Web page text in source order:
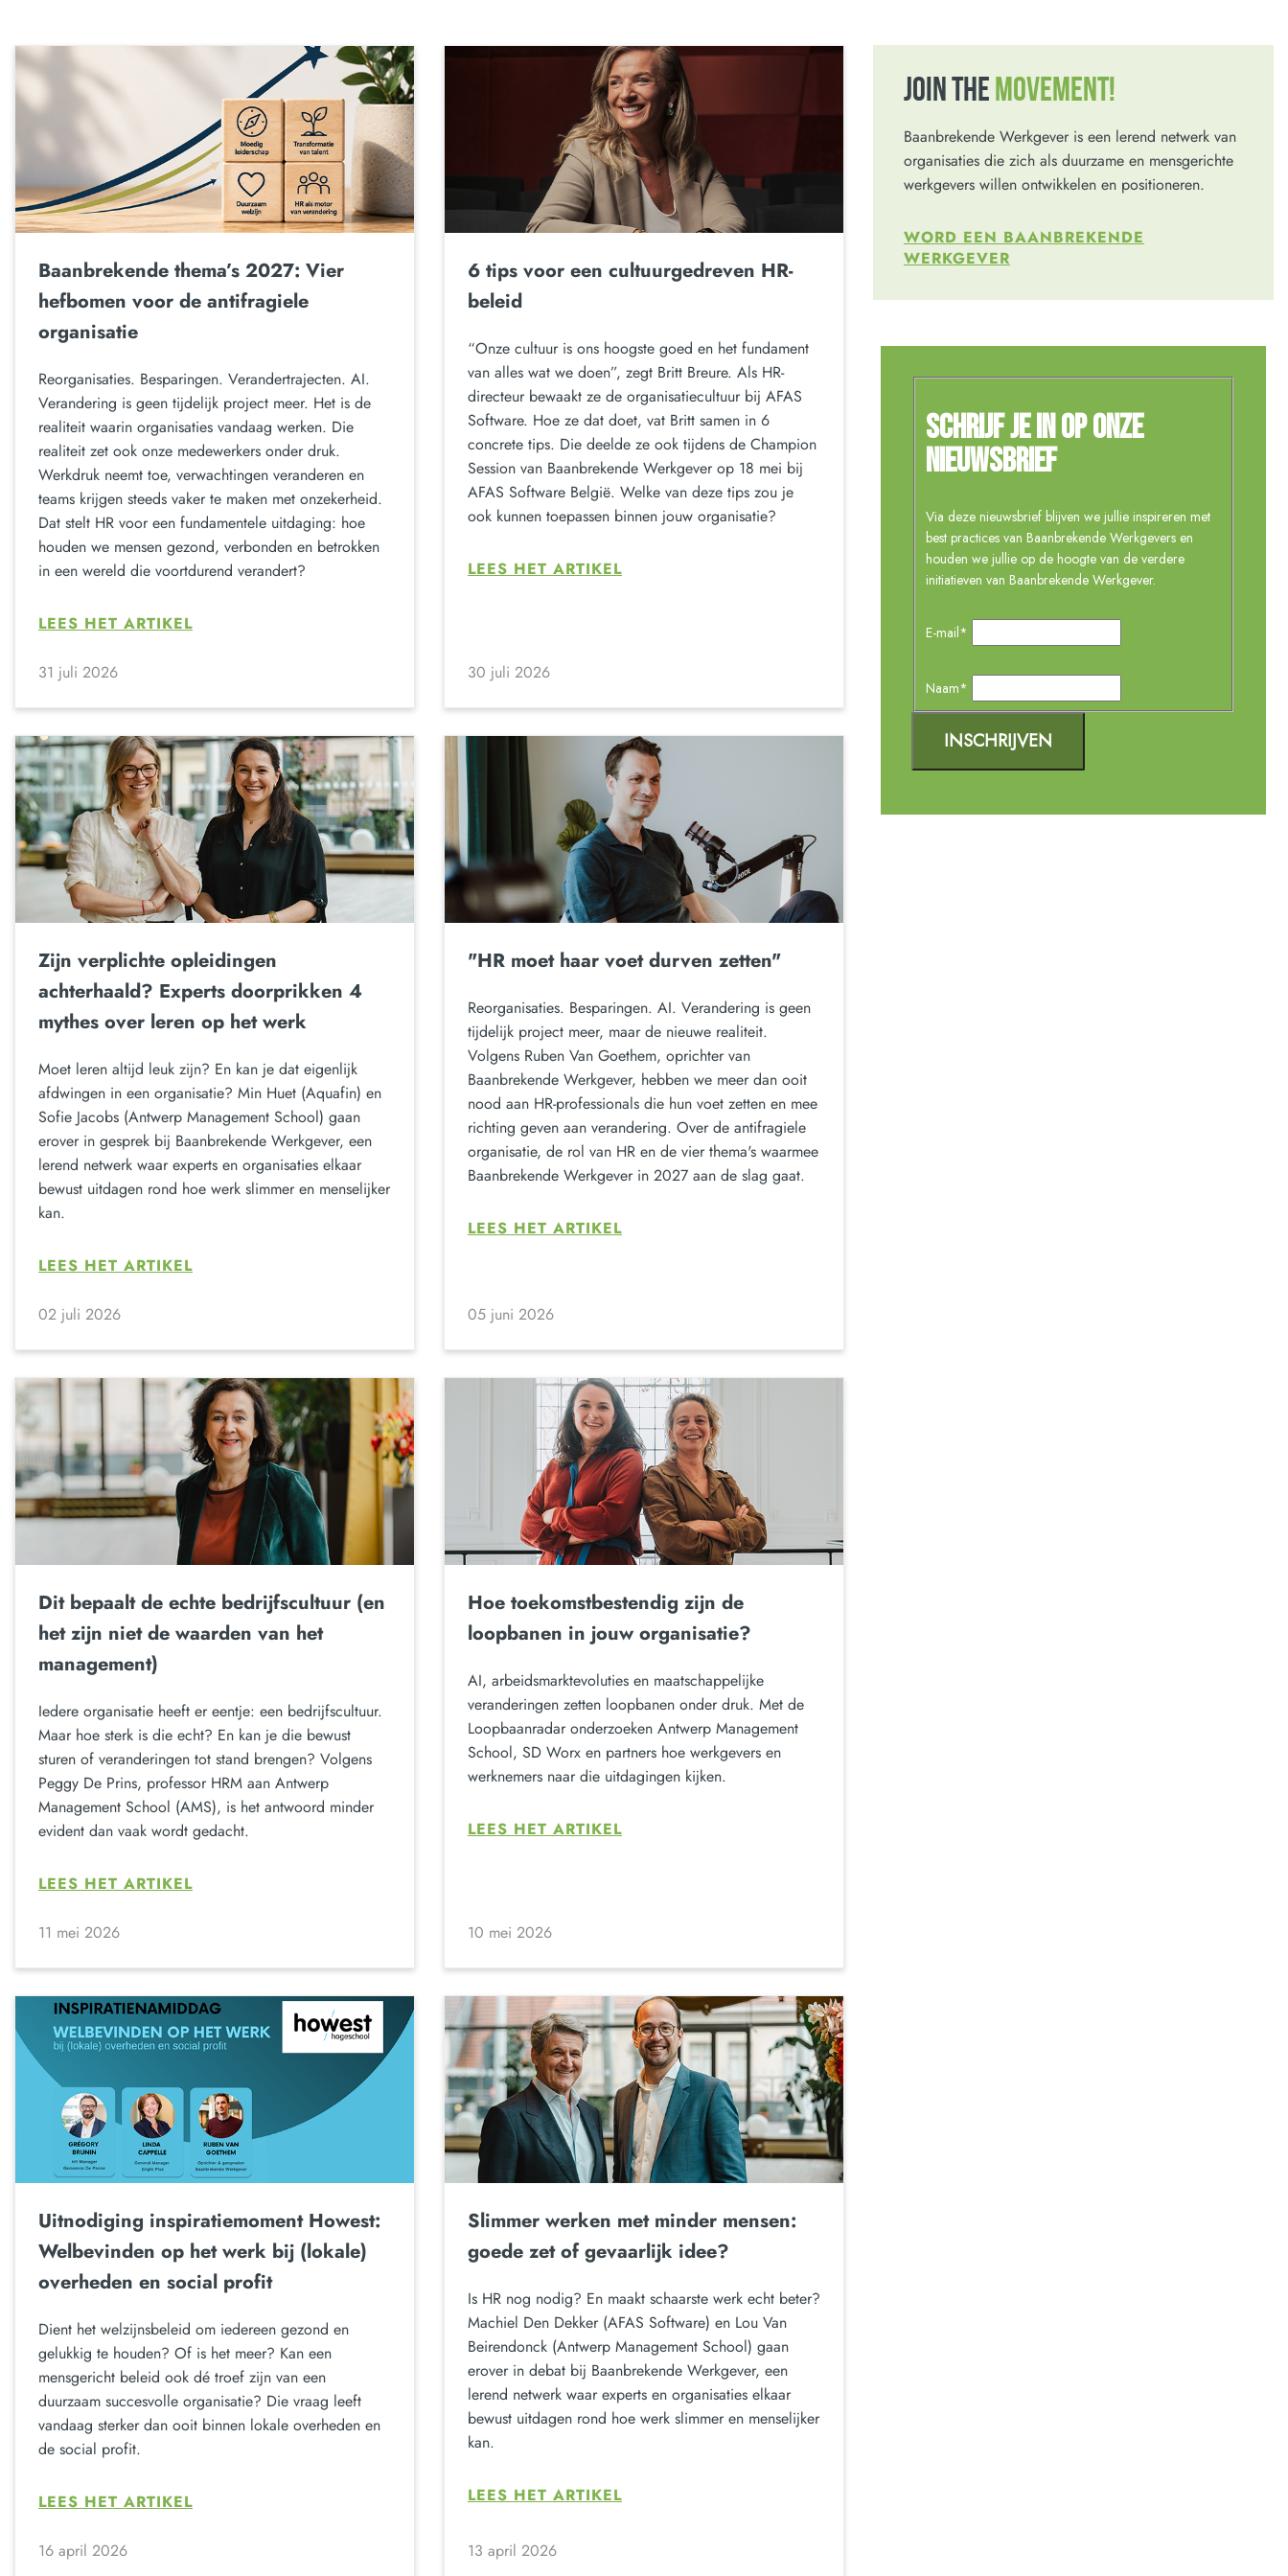
Baanbrekende thema’s 2027: Vier
hefbomen voor de antifragiele
organisatie
Reorganisaties. Besparingen. Verandertrajecten. AI.
Verandering is geen tijdelijk project meer. Het is de
realiteit waarin organisaties vandaag werken. Die
realiteit zet ook onze medewerkers onder druk.
Werkdruk neemt toe, verwachtingen veranderen en
teams krijgen steeds vaker te maken met onzekerheid.
Dat stelt HR voor een fundamentele uitdaging: hoe
houden we mensen gezond, verbonden en betrokken
in een wereld die voortdurend verandert?
LEES HET ARTIKEL
31 juli 2026
6 tips voor een cultuurgedreven HR-
beleid
“Onze cultuur is ons hoogste goed en het fundament
van alles wat we doen”, zegt Britt Breure. Als HR-
directeur bewaakt ze de organisatiecultuur bij AFAS
Software. Hoe ze dat doet, vat Britt samen in 6
concrete tips. Die deelde ze ook tijdens de Champion
Session van Baanbrekende Werkgever op 18 mei bij
AFAS Software België. Welke van deze tips zou je
ook kunnen toepassen binnen jouw organisatie?
LEES HET ARTIKEL
30 juli 2026
Zijn verplichte opleidingen
achterhaald? Experts doorprikken 4
mythes over leren op het werk
Moet leren altijd leuk zijn? En kan je dat eigenlijk
afdwingen in een organisatie? Min Huet (Aquafin) en
Sofie Jacobs (Antwerp Management School) gaan
erover in gesprek bij Baanbrekende Werkgever, een
lerend netwerk waar experts en organisaties elkaar
bewust uitdagen rond hoe werk slimmer en menselijker
kan.
LEES HET ARTIKEL
02 juli 2026
"HR moet haar voet durven zetten"
Reorganisaties. Besparingen. AI. Verandering is geen
tijdelijk project meer, maar de nieuwe realiteit.
Volgens Ruben Van Goethem, oprichter van
Baanbrekende Werkgever, hebben we meer dan ooit
nood aan HR-professionals die hun voet zetten en mee
richting geven aan verandering. Over de antifragiele
organisatie, de rol van HR en de vier thema's waarmee
Baanbrekende Werkgever in 2027 aan de slag gaat.
LEES HET ARTIKEL
05 juni 2026
Dit bepaalt de echte bedrijfscultuur (en
het zijn niet de waarden van het
management)
Iedere organisatie heeft er eentje: een bedrijfscultuur.
Maar hoe sterk is die echt? En kan je die bewust
sturen of veranderingen tot stand brengen? Volgens
Peggy De Prins, professor HRM aan Antwerp
Management School (AMS), is het antwoord minder
evident dan vaak wordt gedacht.
LEES HET ARTIKEL
11 mei 2026
Hoe toekomstbestendig zijn de
loopbanen in jouw organisatie?
AI, arbeidsmarktevoluties en maatschappelijke
veranderingen zetten loopbanen onder druk. Met de
Loopbaanradar onderzoeken Antwerp Management
School, SD Worx en partners hoe werkgevers en
werknemers naar die uitdagingen kijken.
LEES HET ARTIKEL
10 mei 2026
Uitnodiging inspiratiemoment Howest:
Welbevinden op het werk bij (lokale)
overheden en social profit
Dient het welzijnsbeleid om iedereen gezond en
gelukkig te houden? Of is het meer? Kan een
mensgericht beleid ook dé troef zijn van een
duurzaam succesvolle organisatie? Die vraag leeft
vandaag sterker dan ooit binnen lokale overheden en
de social profit.
LEES HET ARTIKEL
16 april 2026
Slimmer werken met minder mensen:
goede zet of gevaarlijk idee?
Is HR nog nodig? En maakt schaarste werk echt beter?
Machiel Den Dekker (AFAS Software) en Lou Van
Beirendonck (Antwerp Management School) gaan
erover in debat bij Baanbrekende Werkgever, een
lerend netwerk waar experts en organisaties elkaar
bewust uitdagen rond hoe werk slimmer en menselijker
kan.
LEES HET ARTIKEL
13 april 2026
JOIN THE MOVEMENT!
Baanbrekende Werkgever is een lerend netwerk van
organisaties die zich als duurzame en mensgerichte
werkgevers willen ontwikkelen en positioneren.
WORD EEN BAANBREKENDE
WERKGEVER